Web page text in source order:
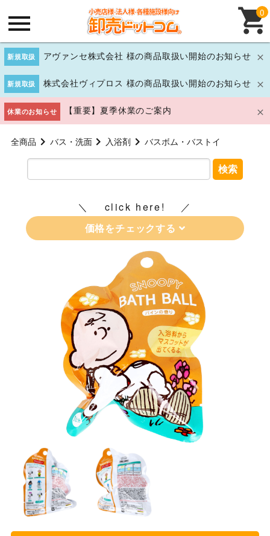
新規取扱 アヴァンセ株式会社 様の商品取扱い開始のお知らせ
新規取扱 株式会社ヴィプロス 様の商品取扱い開始のお知らせ
休業のお知らせ 【重要】夏季休業のご案内
0
全商品 バス・洗面 入浴剤 バスボム・バストイ
検索
click here!
価格をチェックする